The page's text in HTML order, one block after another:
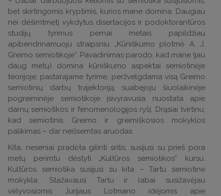
bet skirtingomis kryptimis, kurios mane domina. Daugiau
nei dešimtmetį vykdytus disertacijos ir podoktorantūros
studijų tyrimus pernai metais papildžiau
apibendrinamuoju straipsniu „Kūniškumo plotmė A. J.
Greimo semiotikoje“. Pavadinimas parodo, kad mane (jau
daug metų) domina kūniškumo aspektai semiotinėje
teorijoje; pastarajame tyrime, peržvelgdama visą Greimo
semiotinių darbų trajektoriją, suabejoju šiuolaikinėje
pogreiminėje semiotikoje įsivyravusia nuostata apie
darnų semiotikos ir fenomenologijos ryšį. Drąsiai tvirtinu,
kad semiotinis Greimo ir greimiškosios mokyklos
palikimas – dar neišsemtas aruodas.
Kita, neseniai pradėta gilinti sritis, susijusi su prieš pora
metų perimtu dėstyti „Kultūros semiotikos“ kursu.
Kultūros semiotika susijusi su kita – Tartu semiotine
mokykla. Stažavausi Tartu ir labai susižavėjau
vėlyvosiomis Jurijaus Lotmano idėjomis apie